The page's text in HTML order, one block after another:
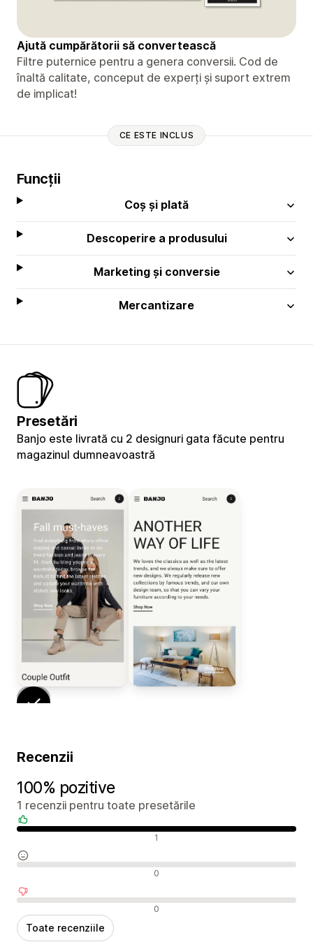
Ajută cumpărătorii să convertească
Filtre puternice pentru a genera conversii. Cod de
înaltă calitate, conceput de experți și suport extrem
de implicat!
CE ESTE INCLUS
Funcții
Coș și plată
Descoperire a produsului
Marketing și conversie
Mercantizare
Presetări
Banjo este livrată cu 2 designuri gata făcute pentru
magazinul dumneavoastră
Recenzii
100% pozitive
1 recenzii pentru toate presetările
1
0
0
Toate recenziile